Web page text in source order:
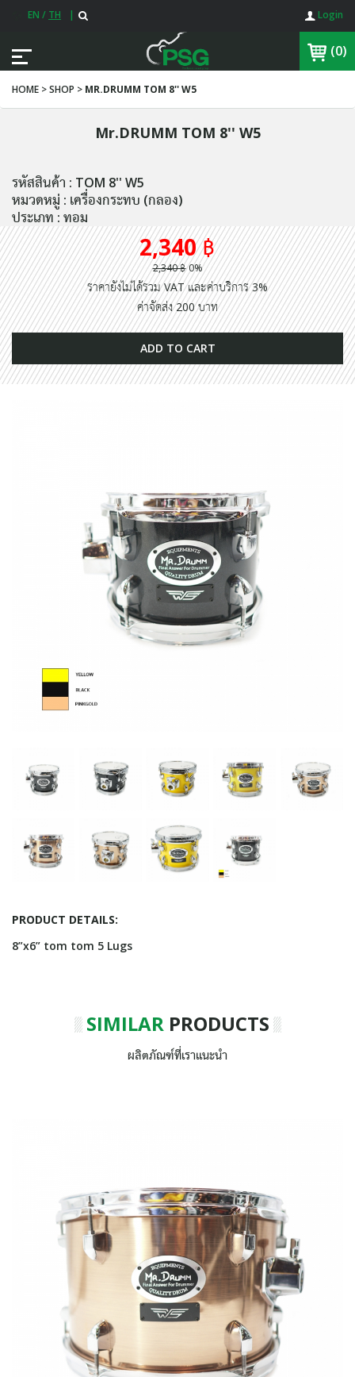
EN / TH | Login
(0)
HOME > SHOP > MR.DRUMM TOM 8'' W5
Mr.DRUMM TOM 8'' W5
รหัสสินค้า : TOM 8'' W5
หมวดหมู่ : เครื่องกระทบ (กลอง)
ประเภท : ทอม
2,340 ฿
2,340 ฿0%
ราคายังไม่ได้รวม VAT และค่าบริการ 3%
ค่าจัดส่ง 200 บาท
ADD TO CART
PRODUCT DETAILS:
8”x6” tom tom 5 Lugs
SIMILARPRODUCTS
ผลิตภัณฑ์ที่เราแนะนำ